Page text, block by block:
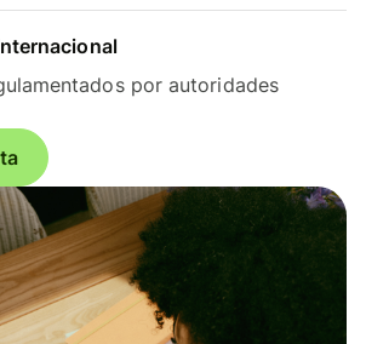
por autoridades